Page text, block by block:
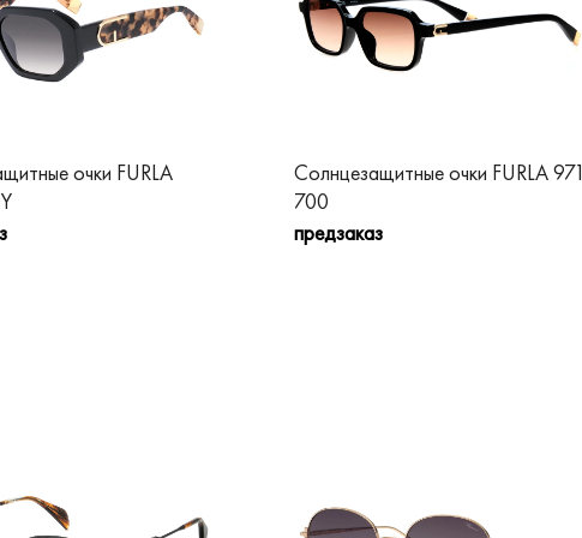
очки FURLA
Солнцезащитные очки FURLA 971
700
предзаказ